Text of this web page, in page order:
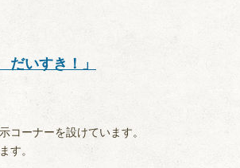
いすき！」
コーナーを設けています。
す。